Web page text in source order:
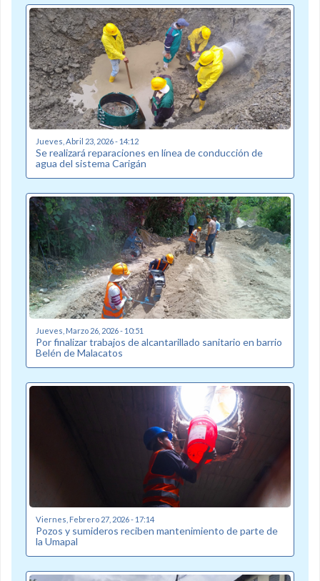
Jueves, Abril 23, 2026 - 14:12
Se realizará reparaciones en línea de conducción de
agua del sistema Carigán
Jueves, Marzo 26, 2026 - 10:51
Por finalizar trabajos de alcantarillado sanitario en barrio
Belén de Malacatos
Viernes, Febrero 27, 2026 - 17:14
Pozos y sumideros reciben mantenimiento de parte de
la Umapal